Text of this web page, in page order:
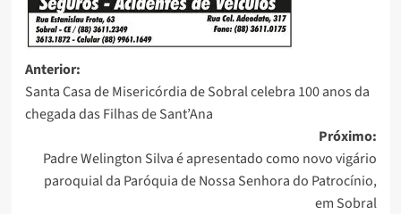
Anterior:
Santa Casa de Misericórdia de Sobral celebra 100 anos da
chegada das Filhas de Sant’Ana
Próximo:
Padre Welington Silva é apresentado como novo vigário
paroquial da Paróquia de Nossa Senhora do Patrocínio,
em Sobral